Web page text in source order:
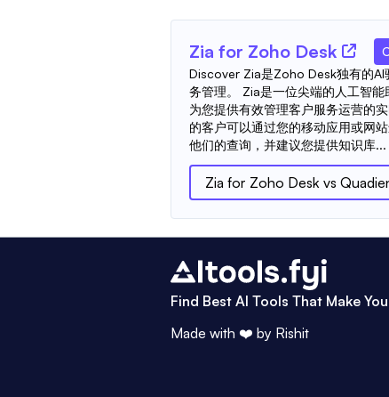
Zia for Zoho Desk
Discover Zia是Zoho Desk独有的AI
务管理。 Zia是一位尖端的人工智
为您提供有效管理客户服务运营的
的客户可以通过您的移动应用或网
他们的查询，并建议您提供知识库...
Zia for Zoho Desk vs
Find Best AI Tools That Make
Made with ❤️ by Rishit